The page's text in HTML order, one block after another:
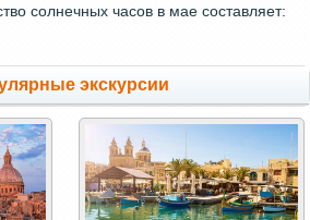
солнечных часов в мае составляет:
экскурсии